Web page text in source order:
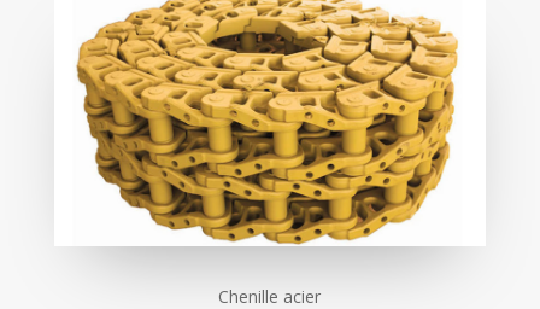
Chenille acier